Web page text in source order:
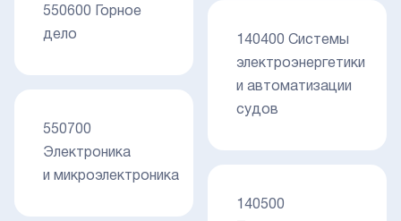
550600 Горное
дело
550700
Электроника
и микроэлектроника
140400 Системы
электроэнергетики
и автоматизации
судов
140500